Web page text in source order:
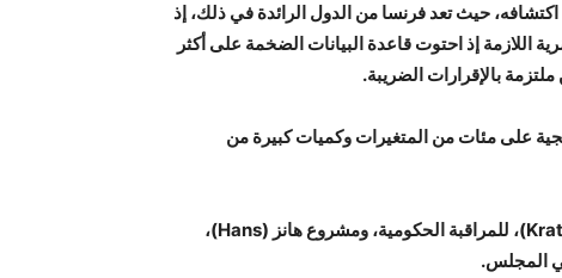
حيث تعد فرنسا من الدول الرائدة في ذلك، إذ
اللازمة إذ احتوت قاعدة البيانات الضخمة على أكثر
بالإقرارات الضريبة.
على مئات من المتغيرات وكميات كبيرة من
واستونيا التي تعد من الدول الرائدة في استخدام الذكاء الاصطناعي نفذت مجموعة من المشاريع لذلك، مثل مشروع كرات (Kratt)، للمراقبة الحكومية، ومشروع هانز (Hans)،
المجلس.